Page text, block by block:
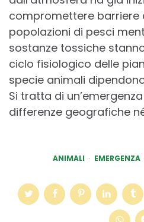
compromettere barriere
popolazioni di pesci
sostanze tossiche
ciclo fisiologico delle
specie animali
Si tratta di
differenze geografiche
ANIMALI EMERGENZA